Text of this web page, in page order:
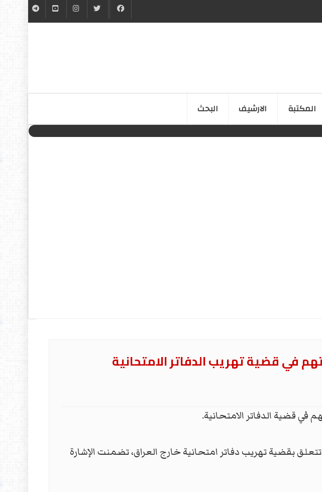
المكتبة الارشیف البحث
في قضية تهريب الدفاتر الامتحانية
في قضية الدفاتر الامتحانية.
بقضية تهريب دفاتر امتحانية خارج العراق، تضمنت الإشارة